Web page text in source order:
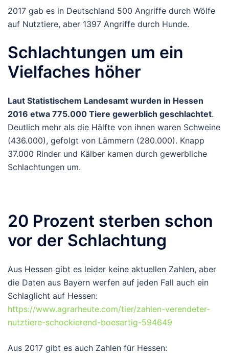
2017 gab es in Deutschland 500 Angriffe durch Wölfe
auf Nutztiere, aber 1397 Angriffe durch Hunde.
Schlachtungen um ein
Vielfaches höher
Laut Statistischem Landesamt wurden in Hessen
2016 etwa 775.000 Tiere gewerblich geschlachtet.
Deutlich mehr als die Hälfte von ihnen waren Schweine
(436.000), gefolgt von Lämmern (280.000). Knapp
37.000 Rinder und Kälber kamen durch gewerbliche
Schlachtungen um.
20 Prozent sterben schon
vor der Schlachtung
Aus Hessen gibt es leider keine aktuellen Zahlen, aber
die Daten aus Bayern werfen auf jeden Fall auch ein
Schlaglicht auf Hessen:
https://www.agrarheute.com/tier/zahlen-verendeter-
nutztiere-schockierend-boesartig-594649
Aus 2017 gibt es auch Zahlen für Hessen: